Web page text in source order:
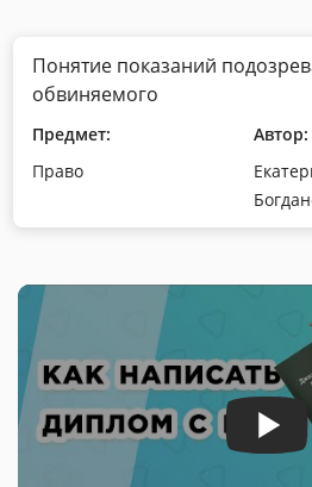
Понятие показаний
обвиняемого
Предмет:
Право
Автор: